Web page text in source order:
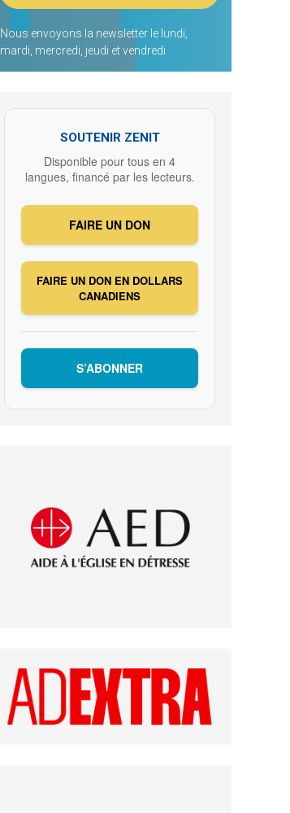
Nous envoyons la newsletter le lundi,
mardi, mercredi, jeudi et vendredi
SOUTENIR ZENIT
Disponible pour tous en 4
langues, financé par les lecteurs.
FAIRE UN DON
FAIRE UN DON EN DOLLARS
CANADIENS
S’ABONNER